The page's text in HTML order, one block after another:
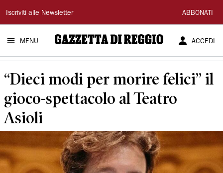
Gazzetta
di
Reggio
Iscriviti alle Newsletter ABBONATI
MENU ACCEDI
“Dieci modi per morire felici” il
gioco-spettacolo al Teatro
Asioli